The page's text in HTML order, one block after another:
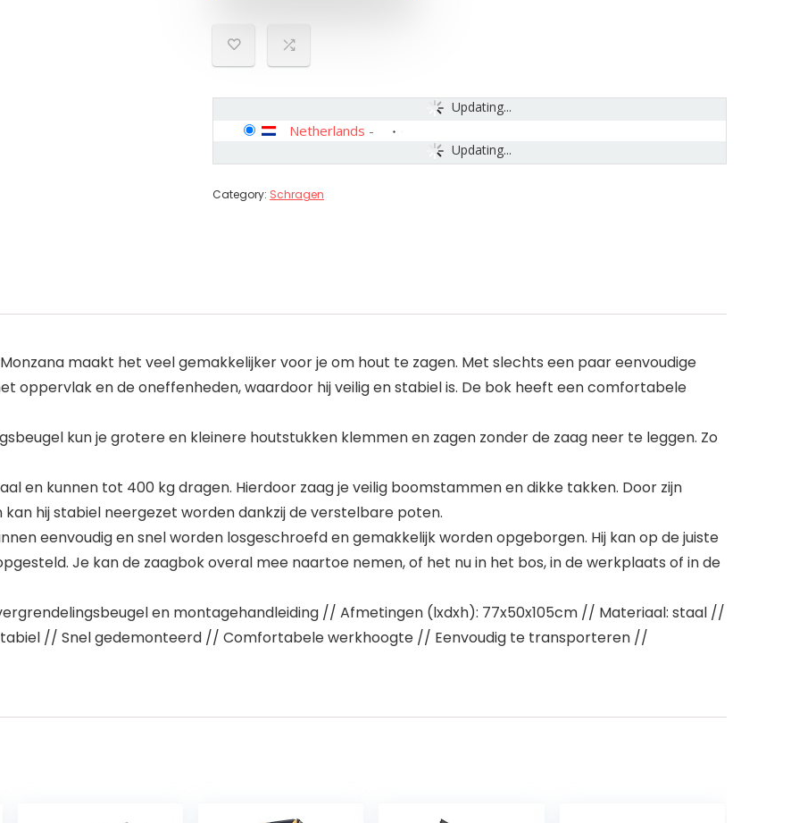
Updating...
Updating...
Netherlands -
Category: Schragen
maakt het veel gemakkelijker voor je om hout te zagen. Met slechts een paar eenvoudige
oppervlak en de oneffenheden, waardoor hij veilig en stabiel is. De bok heeft een comfortabele
kun je grotere en kleinere houtstukken klemmen en zagen zonder de zaag neer te leggen. Zo
en kunnen tot 400 kg dragen. Hierdoor zaag je veilig boomstammen en dikke takken. Door zijn
hij stabiel neergezet worden dankzij de verstelbare poten.
eenvoudig en snel worden losgeschroefd en gemakkelijk worden opgeborgen. Hij kan op de juiste
Je kan de zaagbok overal mee naartoe nemen, of het nu in het bos, in de werkplaats of in de
vergrendelingsbeugel en montagehandleiding // Afmetingen (lxdxh): 77x50x105cm // Materiaal: staal //
// Snel gedemonteerd // Comfortabele werkhoogte // Eenvoudig te transporteren //